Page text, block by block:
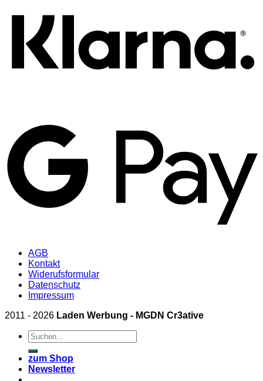
AGB
Kontakt
Widerufsformular
Datenschutz
Impressum
2011 - 2026 Laden Werbung - MGDN Cr3ative
Suchen
nach:
zum Shop
Newsletter